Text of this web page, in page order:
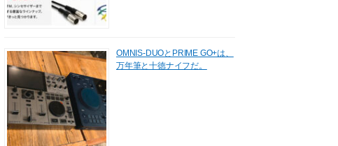
OMNIS-DUOとPRIME GO+は、
万年筆と十徳ナイフだ。